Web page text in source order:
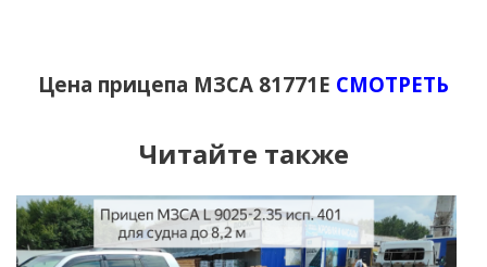
Цена прицепа МЗСА 81771Е СМОТРЕТЬ
Читайте также